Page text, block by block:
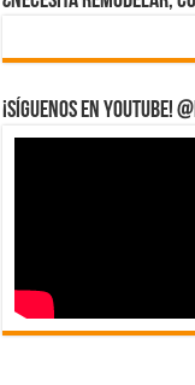
¡Síguenos en YouTube!